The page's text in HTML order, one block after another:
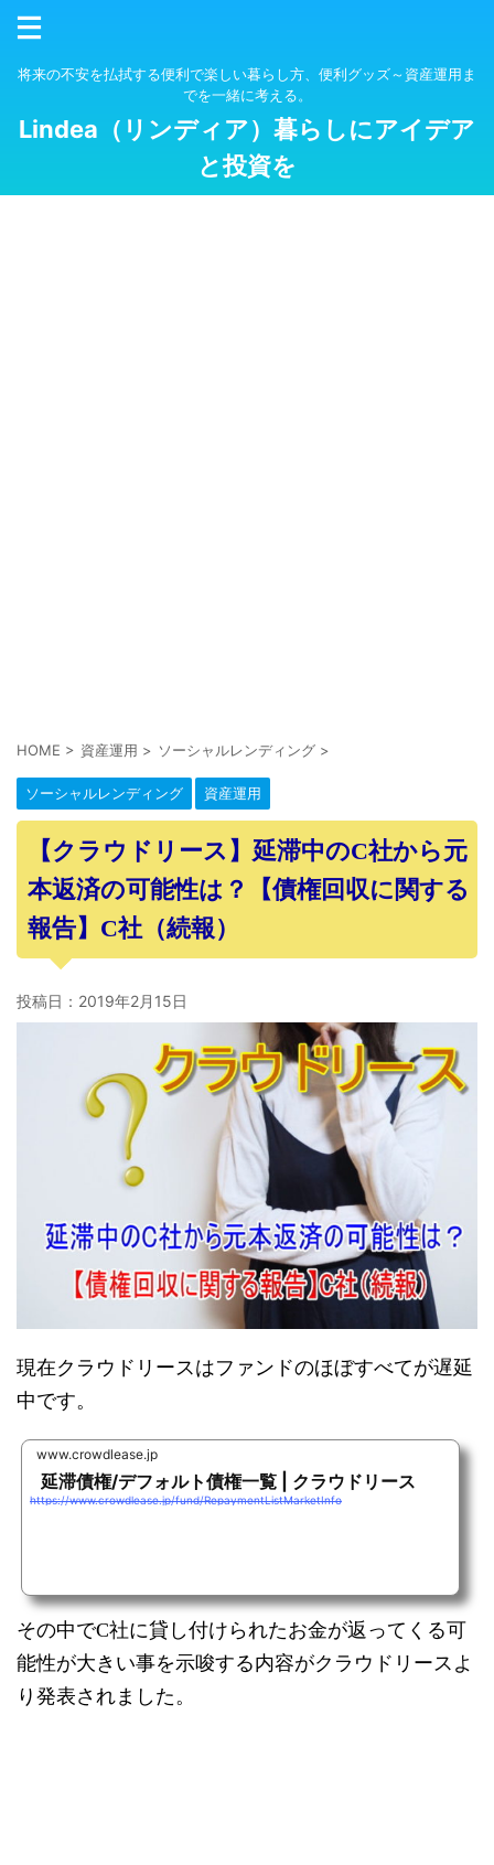
将来の不安を払拭する便利で楽しい暮らし方、便利グッズ～資産運用ま
でを一緒に考える。
Lindea（リンディア）暮らしにアイデア
と投資を
HOME > 資産運用 > ソーシャルレンディング >
ソーシャルレンディング 資産運用
【クラウドリース】延滞中のC社から元
本返済の可能性は？【債権回収に関する
報告】C社（続報）
投稿日： 2019年2月15日
現在クラウドリースはファンドのほぼすべてが遅延
中です。
www.crowdlease.jp
延滞債権/デフォルト債権一覧 | クラウドリース
https://www.crowdlease.jp/fund/RepaymentListMarketInfo
その中でC社に貸し付けられたお金が返ってくる可
能性が大きい事を示唆する内容がクラウドリースよ
り発表されました。